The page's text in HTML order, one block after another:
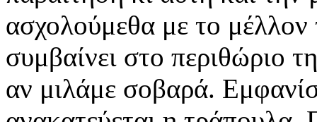
ασχολούμεθα με το μέλλον
συμβαίνει στο περιθώριο
αν μιλάμε σοβαρά.